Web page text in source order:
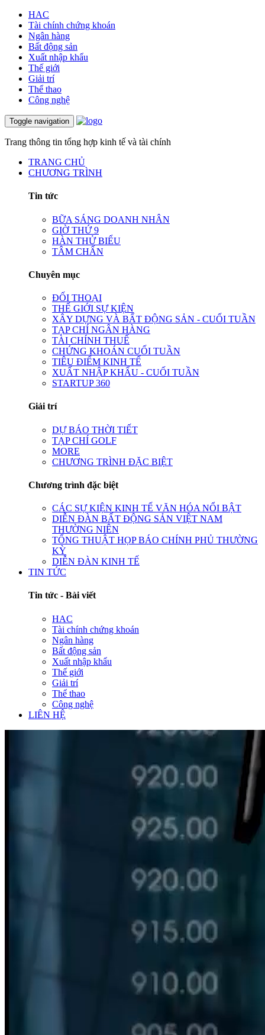
HAC
Tài chính chứng khoán
Ngân hàng
Bất động sản
Xuất nhập khẩu
Thế giới
Giải trí
Thể thao
Công nghệ
Toggle navigation
Trang thông tin tổng hợp kinh tế và tài chính
TRANG CHỦ
CHƯƠNG TRÌNH
Tin tức
BỮA SÁNG DOANH NHÂN
GIỜ THỨ 9
HÀN THỬ BIỂU
TÂM CHẤN
Chuyên mục
ĐỐI THOẠI
THẾ GIỚI SỰ KIỆN
XÂY DỰNG VÀ BẤT ĐỘNG SẢN - CUỐI TUẦN
TẠP CHÍ NGÂN HÀNG
TÀI CHÍNH THUẾ
CHỨNG KHOÁN CUỐI TUẦN
TIÊU ĐIỂM KINH TẾ
XUẤT NHẬP KHẨU - CUỐI TUẦN
STARTUP 360
Giải trí
DỰ BÁO THỜI TIẾT
TẠP CHÍ GOLF
MORE
CHƯƠNG TRÌNH ĐẶC BIỆT
Chương trình đặc biệt
CÁC SỰ KIỆN KINH TẾ VĂN HÓA NỔI BẬT
DIỄN ĐÀN BẤT ĐỘNG SẢN VIỆT NAM
THƯỜNG NIÊN
TỔNG THUẬT HỌP BÁO CHÍNH PHỦ THƯỜNG
KỲ
DIỄN ĐÀN KINH TẾ
TIN TỨC
Tin tức - Bài viết
HAC
Tài chính chứng khoán
Ngân hàng
Bất động sản
Xuất nhập khẩu
Thế giới
Giải trí
Thể thao
Công nghệ
LIÊN HỆ